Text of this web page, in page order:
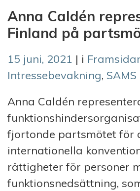
Anna Caldén
Finland på
15 juni, 2021 | i
Intressebevakning, SAMS
Anna Caldén
fjortonde partsmötet för
internationella
rättigheter för personer
funktionsnedsättning,